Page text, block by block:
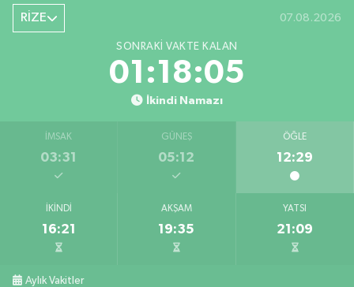
RİZE 07.08.2026
SONRAKI VAKTE KALAN
01:18:04
İkindi Namazı
İMSAK
03:31
GÜNEŞ
05:12
ÖĞLE
12:29
İKINDI
16:21
AKŞAM
19:35
YATSI
21:09
Aylık Vakitler